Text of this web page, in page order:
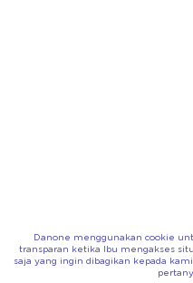
Danone menggunakan cookie
transparan ketika Ibu mengakses
saja yang ingin dibagikan kepada